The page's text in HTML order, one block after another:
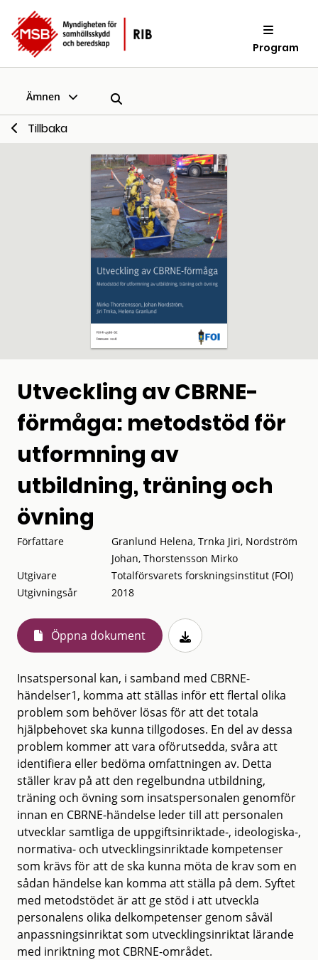
Program
Ämnen
Tillbaka
Utveckling av CBRNE-
förmåga: metodstöd för
utformning av
utbildning, träning och
övning
Författare
Granlund Helena, Trnka Jiri, Nordström
Johan, Thorstensson Mirko
Utgivare
Totalförsvarets forskningsinstitut (FOI)
Utgivningsår
2018
Öppna dokument
Insatspersonal kan, i samband med CBRNE-
händelser1, komma att ställas inför ett flertal olika
problem som behöver lösas för att det totala
hjälpbehovet ska kunna tillgodoses. En del av dessa
problem kommer att vara oförutsedda, svåra att
identifiera eller bedöma omfattningen av. Detta
ställer krav på att den regelbundna utbildning,
träning och övning som insatspersonalen genomför
innan en CBRNE-händelse leder till att personalen
utvecklar samtliga de uppgiftsinriktade-, ideologiska-,
normativa- och utvecklingsinriktade kompetenser
som krävs för att de ska kunna möta de krav som en
sådan händelse kan komma att ställa på dem. Syftet
med metodstödet är att ge stöd i att utveckla
personalens olika delkompetenser genom såväl
anpassningsinriktat som utvecklingsinriktat lärande
med inriktning mot CBRNE-området.